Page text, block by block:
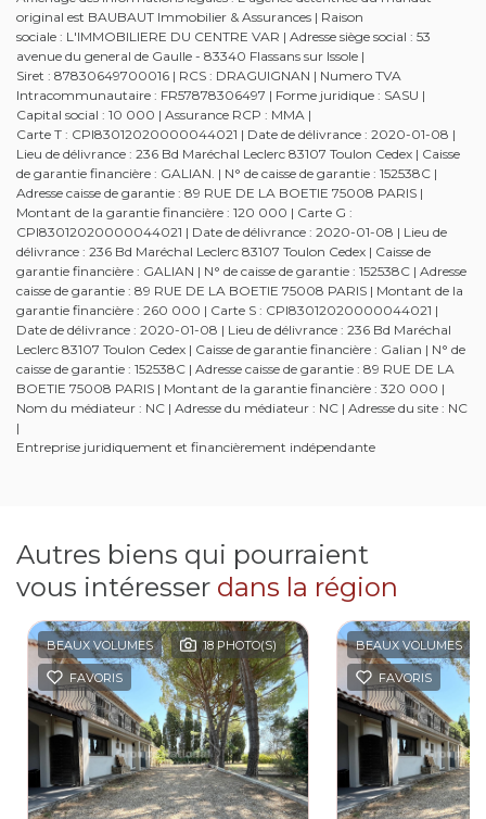
original est BAUBAUT Immobilier & Assurances | Raison
sociale : L'IMMOBILIERE DU CENTRE VAR | Adresse siège social : 53
avenue du general de Gaulle - 83340 Flassans sur Issole |
Siret : 87830649700016 | RCS : DRAGUIGNAN | Numero TVA
Intracommunautaire : FR57878306497 | Forme juridique : SASU |
Capital social : 10 000 | Assurance RCP : MMA |
Carte T : CPI83012020000044021 | Date de délivrance : 2020-01-08 |
Lieu de délivrance : 236 Bd Maréchal Leclerc 83107 Toulon Cedex | Caisse
de garantie financière : GALIAN. | N° de caisse de garantie : 152538C |
Adresse caisse de garantie : 89 RUE DE LA BOETIE 75008 PARIS |
Montant de la garantie financière : 120 000 | Carte G :
CPI83012020000044021 | Date de délivrance : 2020-01-08 | Lieu de
délivrance : 236 Bd Maréchal Leclerc 83107 Toulon Cedex | Caisse de
garantie financière : GALIAN | N° de caisse de garantie : 152538C | Adresse
caisse de garantie : 89 RUE DE LA BOETIE 75008 PARIS | Montant de la
garantie financière : 260 000 | Carte S : CPI83012020000044021 |
Date de délivrance : 2020-01-08 | Lieu de délivrance : 236 Bd Maréchal
Leclerc 83107 Toulon Cedex | Caisse de garantie financière : Galian | N° de
caisse de garantie : 152538C | Adresse caisse de garantie : 89 RUE DE LA
BOETIE 75008 PARIS | Montant de la garantie financière : 320 000 |
Nom du médiateur : NC | Adresse du médiateur : NC | Adresse du site : NC
|
Entreprise juridiquement et financièrement indépendante
Autres biens qui pourraient
vous intéresser dans la région
BEAUX VOLUMES 18 PHOTO(S)
FAVORIS
BEAUX VOLUMES
FAVORIS